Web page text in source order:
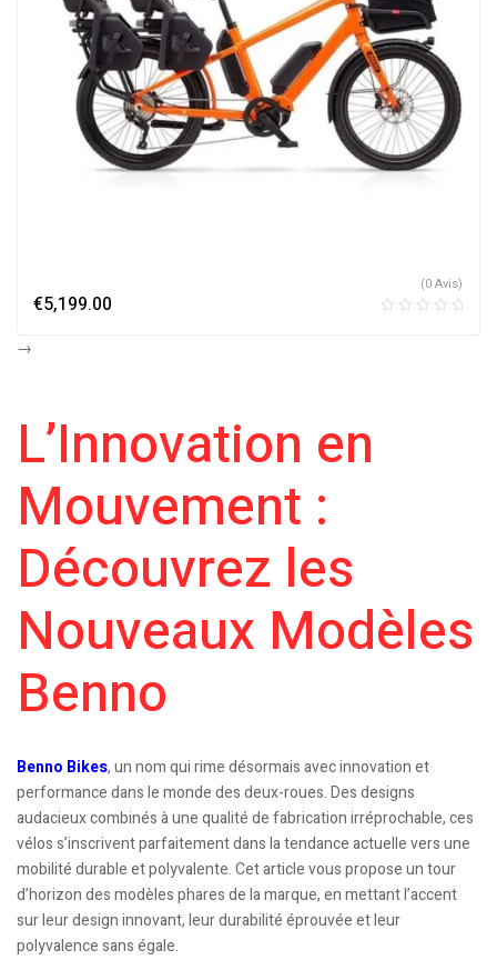
€5,199.00
(0 Avis)
→
L’Innovation en
Mouvement :
Découvrez les
Nouveaux Modèles
Benno
Benno Bikes, un nom qui rime désormais avec innovation et
performance dans le monde des deux-roues. Des designs
audacieux combinés à une qualité de fabrication irréprochable, ces
vélos s’inscrivent parfaitement dans la tendance actuelle vers une
mobilité durable et polyvalente. Cet article vous propose un tour
d’horizon des modèles phares de la marque, en mettant l’accent
sur leur design innovant, leur durabilité éprouvée et leur
polyvalence sans égale.